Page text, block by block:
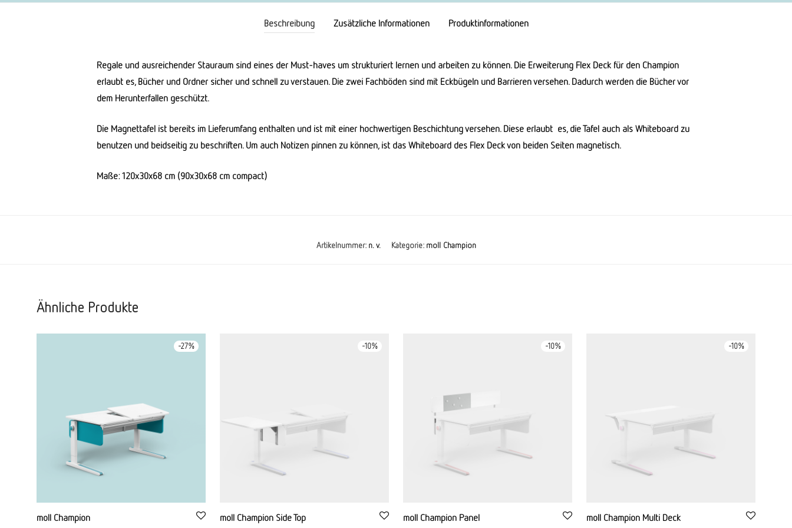
Beschreibung Zusätzliche Informationen Produktinformationen
Regale und ausreichender Stauraum sind eines der Must-haves um strukturiert lernen und arbeiten zu können. Die Erweiterung Flex Deck für den Champion
erlaubt es, Bücher und Ordner sicher und schnell zu verstauen. Die zwei Fachböden sind mit Eckbügeln und Barrieren versehen. Dadurch werden die Bücher vor
dem Herunterfallen geschützt.
Die Magnettafel ist bereits im Lieferumfang enthalten und ist mit einer hochwertigen Beschichtung versehen. Diese erlaubt es, die Tafel auch als Whiteboard zu
benutzen und beidseitig zu beschriften. Um auch Notizen pinnen zu können, ist das Whiteboard des Flex Deck von beiden Seiten magnetisch.
Maße: 120x30x68 cm (90x30x68 cm compact)
Artikelnummer: n. v. Kategorie: moll Champion
Ähnliche Produkte
-27%
moll Champion
-10%
moll Champion Side Top
-10%
moll Champion Panel
-10%
moll Champion Multi Deck